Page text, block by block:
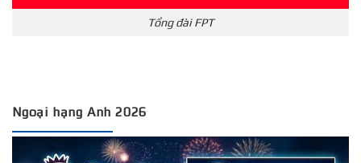
Tổng đài FPT
Ngoại hạng Anh 2026